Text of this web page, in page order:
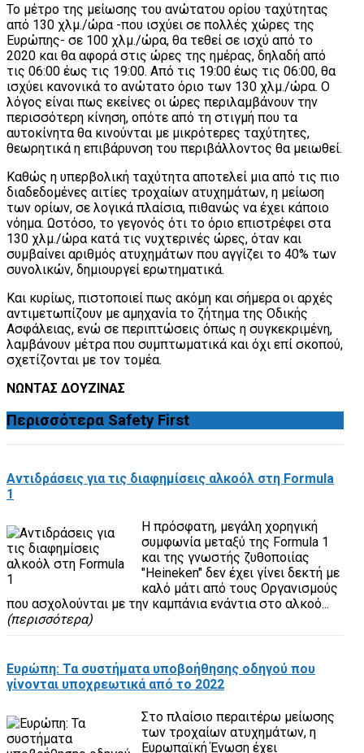
Το μέτρο της μείωσης του ανώτατου ορίου ταχύτητας
από 130 χλμ./ώρα -που ισχύει σε πολλές χώρες της
Ευρώπης- σε 100 χλμ./ώρα, θα τεθεί σε ισχύ από το
2020 και θα αφορά στις ώρες της ημέρας, δηλαδή από
τις 06:00 έως τις 19:00. Από τις 19:00 έως τις 06:00, θα
ισχύει κανονικά το ανώτατο όριο των 130 χλμ./ώρα. Ο
λόγος είναι πως εκείνες οι ώρες περιλαμβάνουν την
περισσότερη κίνηση, οπότε από τη στιγμή που τα
αυτοκίνητα θα κινούνται με μικρότερες ταχύτητες,
θεωρητικά η επιβάρυνση του περιβάλλοντος θα μειωθεί.
Καθώς η υπερβολική ταχύτητα αποτελεί μια από τις πιο
διαδεδομένες αιτίες τροχαίων ατυχημάτων, η μείωση
των ορίων, σε λογικά πλαίσια, πιθανώς να έχει κάποιο
νόημα. Ωστόσο, το γεγονός ότι το όριο επιστρέφει στα
130 χλμ./ώρα κατά τις νυχτερινές ώρες, όταν και
συμβαίνει αριθμός ατυχημάτων που αγγίζει το 40% των
συνολικών, δημιουργεί ερωτηματικά.
Και κυρίως, πιστοποιεί πως ακόμη και σήμερα οι αρχές
αντιμετωπίζουν με αμηχανία το ζήτημα της Οδικής
Ασφάλειας, ενώ σε περιπτώσεις όπως η συγκεκριμένη,
λαμβάνουν μέτρα που συμπτωματικά και όχι επί σκοπού,
σχετίζονται με τον τομέα.
ΝΩΝΤΑΣ ΔΟΥΖΙΝΑΣ
Περισσότερα Safety First
Αντιδράσεις για τις διαφημίσεις αλκοόλ στη Formula
1
Η πρόσφατη, μεγάλη χορηγική
συμφωνία μεταξύ της Formula 1
και της γνωστής ζυθοποιίας
"Heineken" δεν έχει γίνει δεκτή με
καλό μάτι από τους Οργανισμούς
που ασχολούνται με την καμπάνια ενάντια στο αλκοό...
(περισσότερα)
Ευρώπη: Τα συστήματα υποβοήθησης οδηγού που
γίνονται υποχρεωτικά από το 2022
Στο πλαίσιο περαιτέρω μείωσης
των τροχαίων ατυχημάτων, η
Ευρωπαϊκή Ένωση έχει